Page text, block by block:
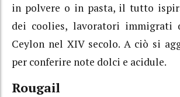
in polvere o in pasta, il tutto
dei coolies, lavoratori immigrati
Ceylon nel XIV secolo. A ciò si
per conferire note dolci e acidule.
Rougail